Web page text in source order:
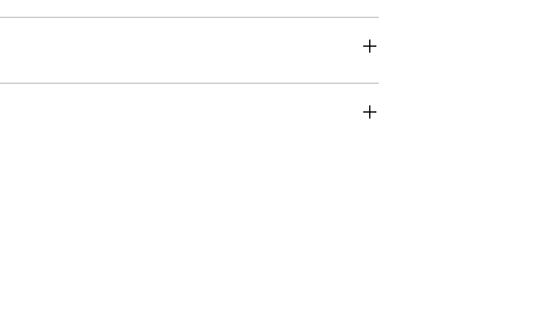
siano integri, non utilizzati e nella confezione
dell'ordine. Una volta approvata la richiesta di